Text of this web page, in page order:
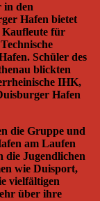
in den
Hafen bietet
Kaufleute für
Schüler des
blickten
IHK,
Hafen
die Gruppe und
am Laufen
die Jugendlichen
wie Duisport,
vielfältigen
über ihre